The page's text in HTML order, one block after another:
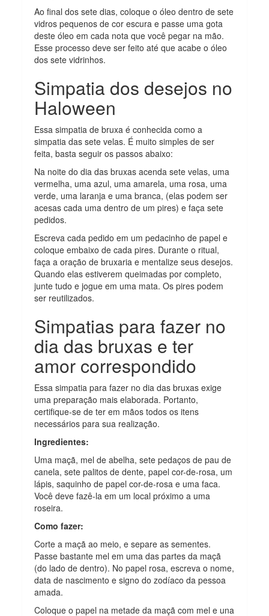
Ao final dos sete dias, coloque o óleo dentro de sete
vidros pequenos de cor escura e passe uma gota
deste óleo em cada nota que você pegar na mão.
Esse processo deve ser feito até que acabe o óleo
dos sete vidrinhos.
Simpatia dos desejos no
Haloween
Essa simpatia de bruxa é conhecida como a
simpatia das sete velas. É muito simples de ser
feita, basta seguir os passos abaixo:
Na noite do dia das bruxas acenda sete velas, uma
vermelha, uma azul, uma amarela, uma rosa, uma
verde, uma laranja e uma branca, (elas podem ser
acesas cada uma dentro de um pires) e faça sete
pedidos.
Escreva cada pedido em um pedacinho de papel e
coloque embaixo de cada pires. Durante o ritual,
faça a oração de bruxaria e mentalize seus desejos.
Quando elas estiverem queimadas por completo,
junte tudo e jogue em uma mata. Os pires podem
ser reutilizados.
Simpatias para fazer no
dia das bruxas e ter
amor correspondido
Essa simpatia para fazer no dia das bruxas exige
uma preparação mais elaborada. Portanto,
certifique-se de ter em mãos todos os itens
necessários para sua realização.
Ingredientes:
Uma maçã, mel de abelha, sete pedaços de pau de
canela, sete palitos de dente, papel cor-de-rosa, um
lápis, saquinho de papel cor-de-rosa e uma faca.
Você deve fazê-la em um local próximo a uma
roseira.
Como fazer:
Corte a maçã ao meio, e separe as sementes.
Passe bastante mel em uma das partes da maçã
(do lado de dentro). No papel rosa, escreva o nome,
data de nascimento e signo do zodíaco da pessoa
amada.
Coloque o papel na metade da maçã com mel e una